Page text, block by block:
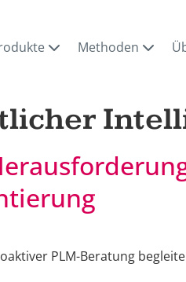
Methoden
PLM-Beratung